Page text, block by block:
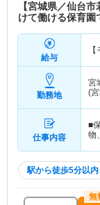
【宮城県／仙台
けて働ける保育園
給与
勤務地
宮
(
仕事内容
■
物
駅から徒歩5分以内